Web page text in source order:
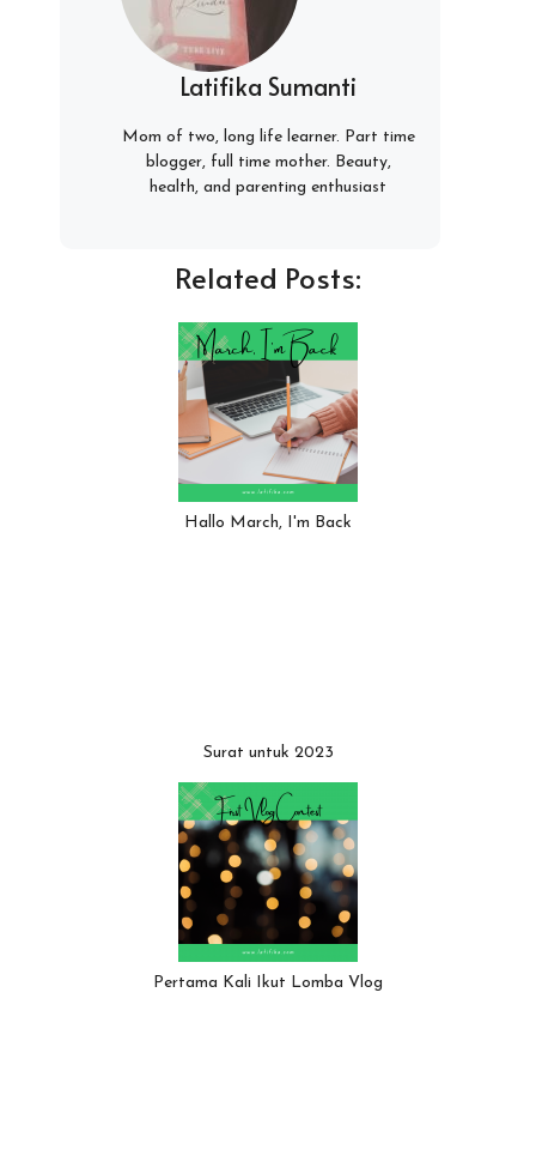
Latifika Sumanti
Mom of two, long life learner. Part time
blogger, full time mother. Beauty,
health, and parenting enthusiast
Related Posts:
Hallo March, I'm Back
Surat untuk 2023
Pertama Kali Ikut Lomba Vlog